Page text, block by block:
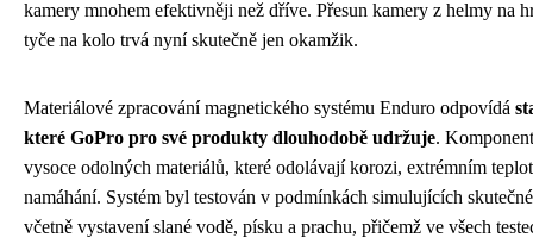
kamery mnohem efektivněji než dříve. Přesun kamery z helmy na
tyče na kolo trvá nyní skutečně jen okamžik.
Materiálové zpracování magnetického systému Enduro odpovídá
které GoPro pro své produkty dlouhodobě udržuje.
vysoce odolných materiálů, které odolávají korozi, extrémním
namáhání. Systém byl testován v podmínkách simulujících
včetně vystavení slané vodě, písku a prachu, přičemž ve všech